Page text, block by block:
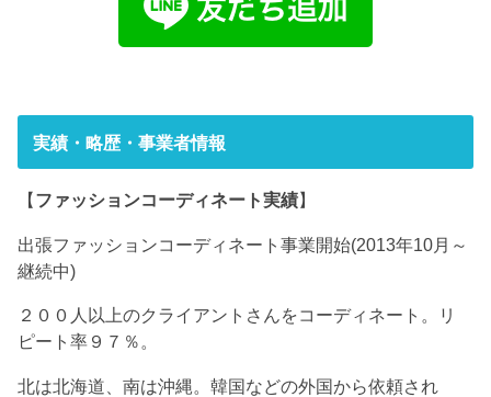
実績・略歴・事業者情報
【 ファッションコーディネート実績】
出張ファッションコーディネート事業開始(2013年10月～
継続中)
２００人以上のクライアントさんをコーディネート。リ
ピート率９７％。
北は北海道、南は沖縄。韓国などの外国から依頼され